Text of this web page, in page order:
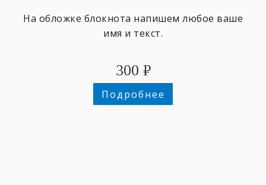
На обложке блокнота напишем любое ваше
имя и текст.
300 ₽
Подробнее